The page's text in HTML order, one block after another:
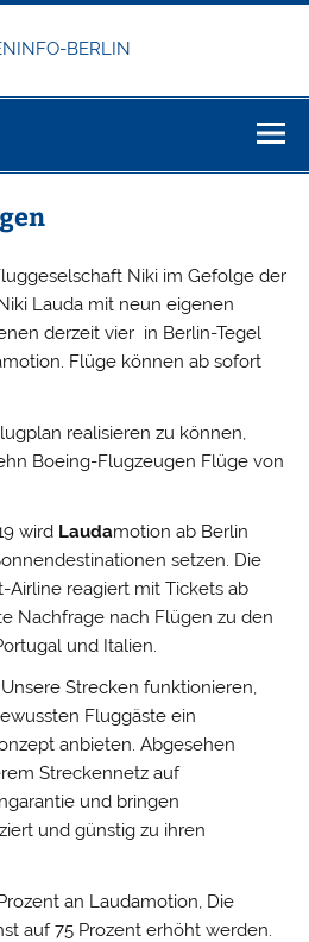
Niki im Gefolge der
Lauda mit neun eigenen
derzeit vier in Berlin-Tegel
Flüge können ab sofort
realisieren zu können,
Boeing-Flugzeugen Flüge von
wird Laudamotion ab Berlin
setzen. Die
Airline reagiert mit Tickets ab
Nachfrage nach Flügen zu den
und Italien.
Strecken funktionieren,
Fluggäste ein
anbieten. Abgesehen
Streckennetz auf
und bringen
und günstig zu ihren
an Laudamotion, Die
auf 75 Prozent erhöht werden.